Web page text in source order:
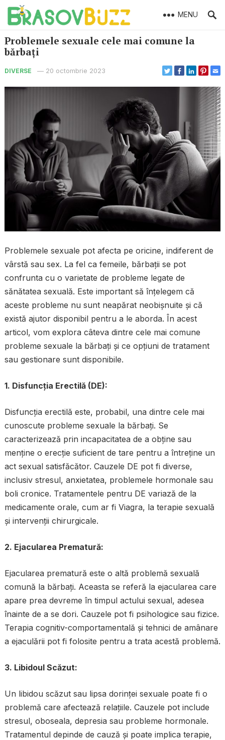
MENU
Problemele sexuale cele mai comune la
bărbați
DIVERSE — 20 octombrie 2023
Problemele sexuale pot afecta pe oricine, indiferent de
vârstă sau sex. La fel ca femeile, bărbații se pot
confrunta cu o varietate de probleme legate de
sănătatea sexuală. Este important să înțelegem că
aceste probleme nu sunt neapărat neobișnuite și că
există ajutor disponibil pentru a le aborda. În acest
articol, vom explora câteva dintre cele mai comune
probleme sexuale la bărbați și ce opțiuni de tratament
sau gestionare sunt disponibile.
1. Disfuncția Erectilă (DE):
Disfuncția erectilă este, probabil, una dintre cele mai
cunoscute probleme sexuale la bărbați. Se
caracterizează prin incapacitatea de a obține sau
menține o erecție suficient de tare pentru a întreține un
act sexual satisfăcător. Cauzele DE pot fi diverse,
inclusiv stresul, anxietatea, problemele hormonale sau
boli cronice. Tratamentele pentru DE variază de la
medicamente orale, cum ar fi Viagra, la terapie sexuală
și intervenții chirurgicale.
2. Ejacularea Prematură:
Ejacularea prematură este o altă problemă sexuală
comună la bărbați. Aceasta se referă la ejacularea care
apare prea devreme în timpul actului sexual, adesea
înainte de a se dori. Cauzele pot fi psihologice sau fizice.
Terapia cognitiv-comportamentală și tehnici de amânare
a ejaculării pot fi folosite pentru a trata acestă problemă.
3. Libidoul Scăzut:
Un libidou scăzut sau lipsa dorinței sexuale poate fi o
problemă care afectează relațiile. Cauzele pot include
stresul, oboseala, depresia sau probleme hormonale.
Tratamentul depinde de cauză și poate implica terapie,